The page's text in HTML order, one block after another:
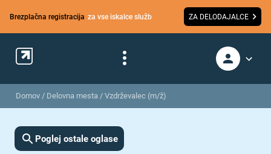
Brezplačna registracija za vse iskalce služb ZA DELODAJALCE
Domov / Delovna mesta / Vzdrževalec (m/ž)
Poglej ostale oglase